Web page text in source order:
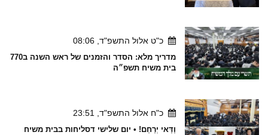
כ"ט אלול התשפ"ד, 08:06
מדריך מלא: הסדר והזמנים של ראש השנה ב770
בית משיח תשפ״ה
כ"ח אלול התשפ"ד, 23:51
וַדַּאי יְרַחֵם! • יום שלישי דסליחות בבית משיח